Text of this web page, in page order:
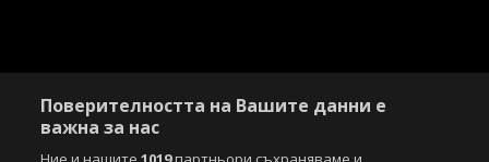
Поверителността на Вашите данни е
важна за нас